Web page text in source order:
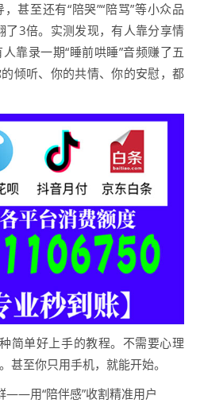
甚至还有“陪哭”“陪骂”等小众品
了3倍。实测发现，有人靠分享情
靠录一期“睡前哄睡”音频赚了五
倾听、你的共情、你的安慰，都
简单好上手的教程。不需要心理
甚至你只用手机，就能开始。
——用“陪伴感”收割精准用户